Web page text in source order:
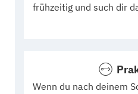
frühzeitig und such dir
Wenn du nach deinem